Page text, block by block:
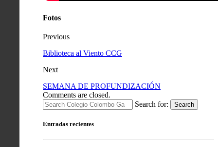
Fotos
Previous
Biblioteca al Viento CCG
Next
SEMANA DE PROFUNDIZACIÓN
Comments are closed.
Search for:
Search
Entradas recientes